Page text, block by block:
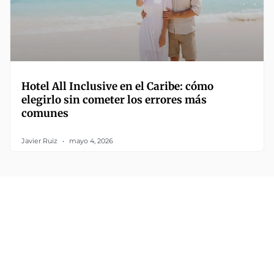
Hotel All Inclusive en el Caribe: cómo
elegirlo sin cometer los errores más
comunes
Javier Ruiz mayo 4, 2026